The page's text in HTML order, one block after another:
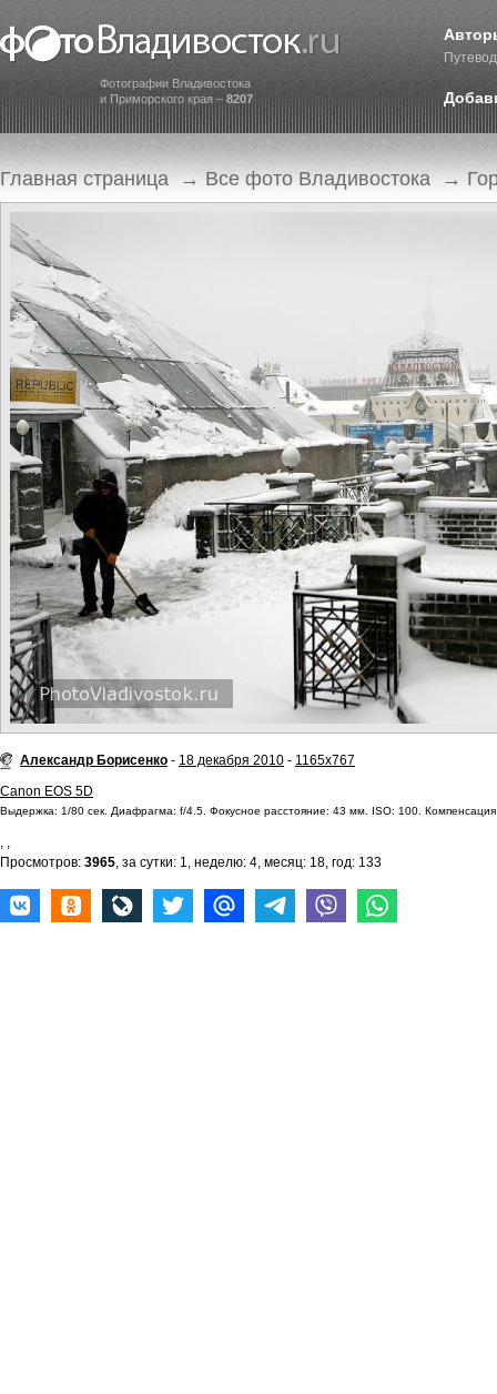
Фотографии Владивостока
и Приморского края – 8207
Главная страница → Все фото Владивостока →
Александр Борисенко - 18 декабря 2010 - 1165x767
Canon EOS 5D
Выдержка: 1/80 сек. Диафрагма: f/4.5. Фокусное расстояние: 43 мм. ISO: 100.
, ,
Просмотров: 3965, за сутки: 1, неделю: 4, месяц: 18, год: 133